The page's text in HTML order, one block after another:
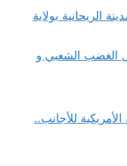
الريحانية بولاية
الغضب الشعبي و
للأجانب..